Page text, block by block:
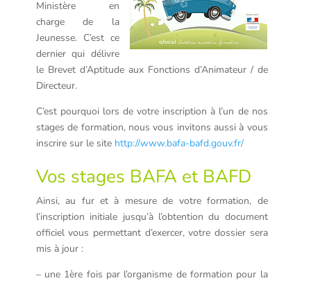
Ministère en
charge de la
Jeunesse. C’est ce
dernier qui délivre
le Brevet d’Aptitude aux Fonctions d’Animateur / de
Directeur.
C’est pourquoi lors de votre inscription à l’un de nos
stages de formation, nous vous invitons aussi à vous
inscrire sur le site http://www.bafa-bafd.gouv.fr/
Vos stages BAFA et BAFD
Ainsi, au fur et à mesure de votre formation, de
l’inscription initiale jusqu’à l’obtention du document
officiel vous permettant d’exercer, votre dossier sera
mis à jour :
– une 1ère fois par l’organisme de formation pour la